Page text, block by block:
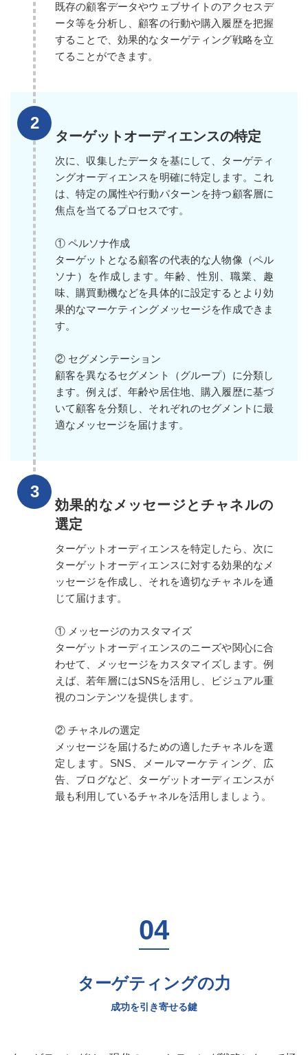
既存の顧客データやウェブサイトのアクセスデ
ータ等を分析し、顧客の行動や購入履歴を把握
することで、効果的なターゲティング戦略を立
てることができます。
ターゲットオーディエンスの特定
次に、収集したデータを基にして、ターゲティ
ングオーディエンスを明確に特定します。これ
は、特定の属性や行動パターンを持つ顧客層に
焦点を当てるプロセスです。
① ペルソナ作成
ターゲットとなる顧客の代表的な人物像（ペル
ソナ）を作成します。年齢、性別、職業、趣
味、購買動機などを具体的に設定するとより効
果的なマーケティングメッセージを作成できま
す。
② セグメンテーション
顧客を異なるセグメント（グループ）に分類し
ます。例えば、年齢や居住地、購入履歴に基づ
いて顧客を分類し、それぞれのセグメントに最
適なメッセージを届けます。
効果的なメッセージとチャネルの
選定
ターゲットオーディエンスを特定したら、次に
ターゲットオーディエンスに対する効果的なメ
ッセージを作成し、それを適切なチャネルを通
じて届けます。
① メッセージのカスタマイズ
ターゲットオーディエンスのニーズや関心に合
わせて、メッセージをカスタマイズします。例
えば、若年層にはSNSを活用し、ビジュアル重
視のコンテンツを提供します。
② チャネルの選定
メッセージを届けるための適したチャネルを選
定します。SNS、メールマーケティング、広
告、ブログなど、ターゲットオーディエンスが
最も利用しているチャネルを活用しましょう。
ターゲティングの力
成功を引き寄せる鍵